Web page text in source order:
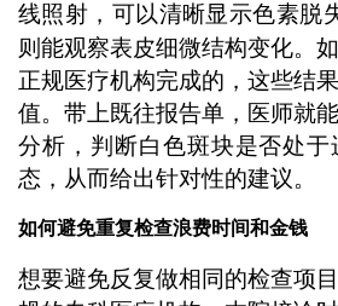
线照射，可以清晰显示色素脱
则能观察表皮细微结构变化。
正规医疗机构完成的，这些结
值。带上既往报告单，医师就
分析，判断白色斑块是否处
态，从而给出针对性的建议。
如何避免重复检查浪费时间和金钱
想要避免反复做相同的检查项